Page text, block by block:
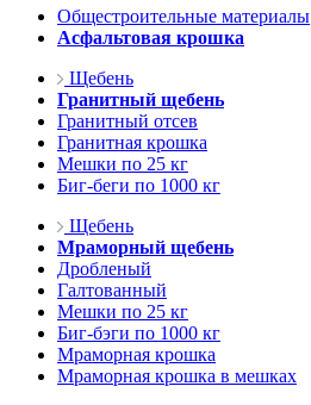
Общестроительные материалы
Асфальтовая крошка
Щебень
Гранитный щебень
Гранитный отсев
Гранитная крошка
Мешки по 25 кг
Биг-беги по 1000 кг
Щебень
Мраморный щебень
Дробленый
Галтованный
Мешки по 25 кг
Биг-бэги по 1000 кг
Мраморная крошка
Мраморная крошка в мешках